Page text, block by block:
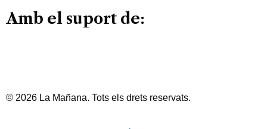
Amb el suport de:
© 2026 La Mañana. Tots els drets reservats.